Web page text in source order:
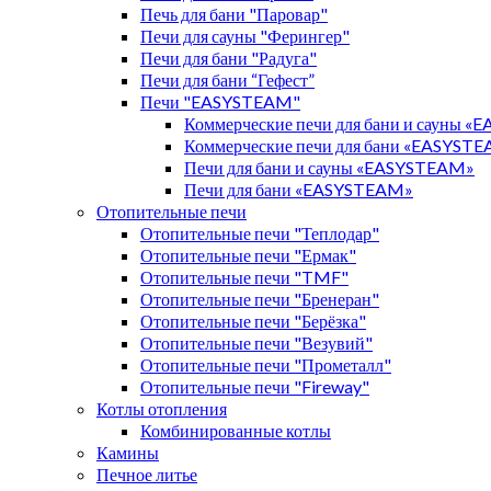
Печь для бани "Паровар"
Печи для сауны "Ферингер"
Печи для бани "Радуга"
Печи для бани “Гефест”
Печи "EASYSTEAM"
Коммерческие печи для бани и сауны
Коммерческие печи для бани
Печи для бани и сауны «EASYSTEAM»
Печи для бани «EASYSTEAM»
Отопительные печи
Отопительные печи "Теплодар"
Отопительные печи "Ермак"
Отопительные печи "TMF"
Отопительные печи "Бренеран"
Отопительные печи "Берёзка"
Отопительные печи "Везувий"
Отопительные печи "Прометалл"
Отопительные печи "Fireway"
Котлы отопления
Комбинированные котлы
Камины
Печное литье